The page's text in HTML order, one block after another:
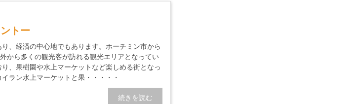
トー
、経済の中心地でもあります。ホーチミン市から
から多くの観光客が訪れる観光エリアとなってい
、果樹園や水上マーケットなど楽しめる街となっ
ラン水上マーケットと果・・・・・
続きを読む